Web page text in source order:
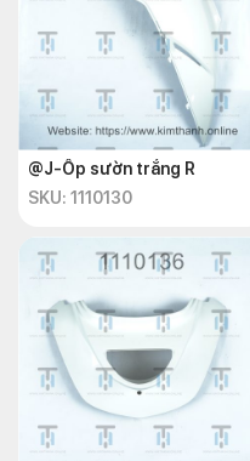
@J-Ốp sườn trắng R
SKU: 1110130